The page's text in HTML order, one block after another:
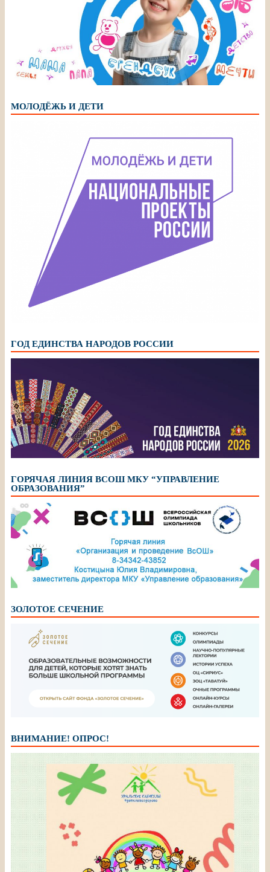
МОЛОДЁЖЬ И ДЕТИ
ГОД ЕДИНСТВА НАРОДОВ РОССИИ
ГОРЯЧАЯ ЛИНИЯ ВСОШ МКУ “УПРАВЛЕНИЕ
ОБРАЗОВАНИЯ”
ЗОЛОТОЕ СЕЧЕНИЕ
ВНИМАНИЕ! ОПРОС!